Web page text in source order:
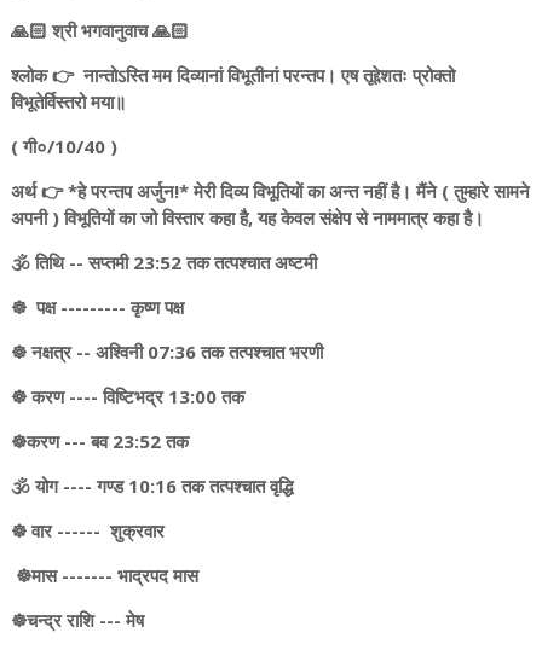
🙏🏻 श्री भगवानुवाच 🙏🏻
श्लोक 👉 नान्तोऽस्ति मम दिव्यानां विभूतीनां परन्तप। एष तूद्देशतः प्रोक्तो
विभूतेर्विस्तरो मया॥
( गी०/10/40 )
अर्थ 👉 *हे परन्तप अर्जुन!* मेरी दिव्य विभूतियों का अन्त नहीं है। मैंने ( तुम्हारे सामने
अपनी ) विभूतियों का जो विस्तार कहा है, यह केवल संक्षेप से नाममात्र कहा है।
🕉️ तिथि -- सप्तमी 23:52 तक तत्पश्चात अष्टमी
☸️ पक्ष --------- कृष्ण पक्ष
☸️ नक्षत्र -- अश्विनी 07:36 तक तत्पश्चात भरणी
☸️ करण ---- विष्टिभद्र 13:00 तक
☸️करण --- बव 23:52 तक
🕉️ योग ---- गण्ड 10:16 तक तत्पश्चात वृद्धि
☸️ वार ------ शुक्रवार
☸️मास ------- भाद्रपद मास
☸️चन्द्र राशि --- मेष